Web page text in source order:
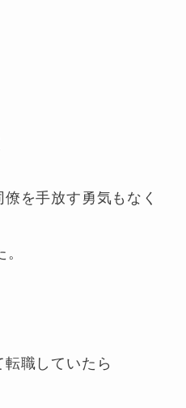
を手放す勇気もなく
職していたら